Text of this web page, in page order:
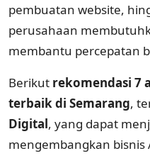
pembuatan website,
perusahaan
membantu percepatan
Berikut rekomendasi 7
terbaik di Semarang,
Digital, yang dapat
mengembangkan bisnis